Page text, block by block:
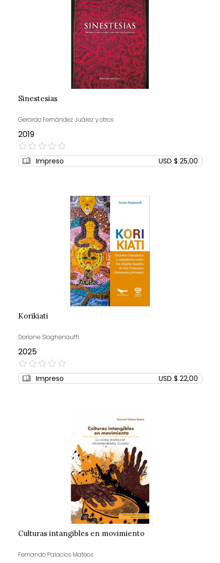
Sinestesias
Gerardo Fernández Juárez y otros
2019
0%
Impreso USD $ 25,00
Korikiati
Doriane Slaghenauffi
2025
0%
Impreso USD $ 22,00
Culturas intangibles en movimiento
Fernando Palacios Mateos